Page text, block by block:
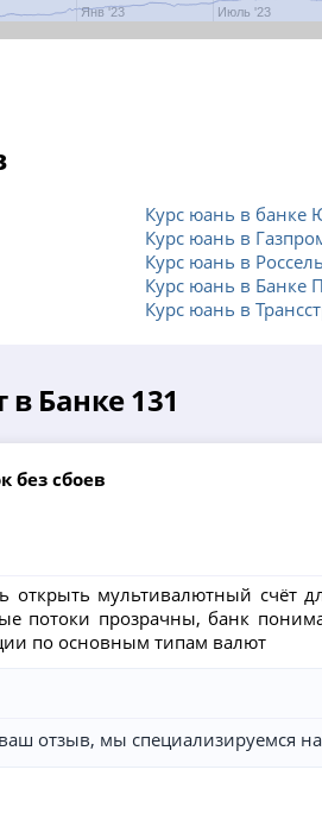
Янв '23 Июль '23
Курс юань в банке
Курс юань в
Курс юань в
Курс юань в Банке
Курс юань в
Банке 131
без сбоев
открыть мультивалютный счёт
потоки прозрачны, банк
по основным типам валют
отзыв, мы специализируемся